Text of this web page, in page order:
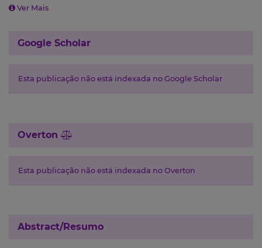
Ver Mais
Google Scholar
Esta publicação não está indexada no Google Scholar
Overton
Esta publicação não está indexada no Overton
Abstract/Resumo